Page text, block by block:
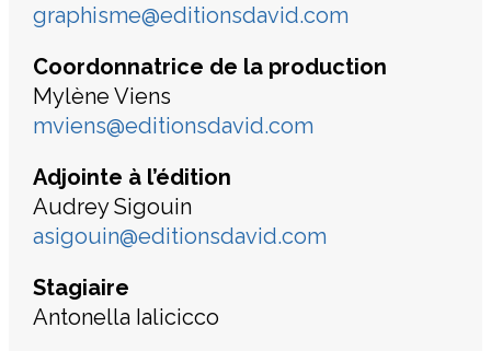
graphisme@editionsdavid.com
Coordonnatrice de la production
Mylène Viens
mviens@editionsdavid.com
Adjointe à l’édition
Audrey Sigouin
asigouin@editionsdavid.com
Stagiaire
Antonella Ialicicco